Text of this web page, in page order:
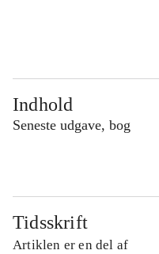
Indhold
Seneste udgave, bog
Tidsskrift
Artiklen er en del af